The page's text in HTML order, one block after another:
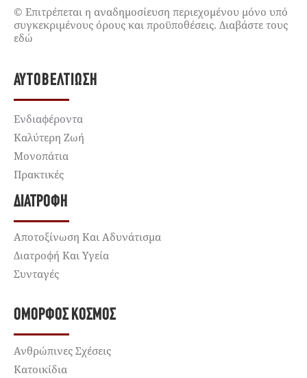
© Επιτρέπεται η αναδημοσίευση περιεχομένου μόνο υπό
συγκεκριμένους όρους και προϋποθέσεις. Διαβάστε τους
εδώ
ΑΥΤΟΒΕΛΤΊΩΣΗ
Ενδιαφέροντα
Καλύτερη Ζωή
Μονοπάτια
Πρακτικές
ΔΙΑΤΡΟΦΉ
Αποτοξίνωση Και Αδυνάτισμα
Διατροφή Και Υγεία
Συνταγές
ΌΜΟΡΦΟΣ ΚΌΣΜΟΣ
Ανθρώπινες Σχέσεις
Κατοικίδια